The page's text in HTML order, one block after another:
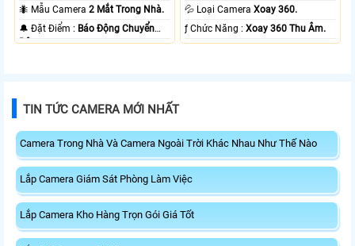
20m Có Màu Ban Ðêm.
🐜 Mẫu Camera2 Mắt Trong Nhà.
️🔔 Đặt Điểm : Báo Động Chuyển
Động.
10m Hồng Ngoại Smart IR.
💦 Loại CameraXoay 360.
️ƒ Chức Năng :Xoay 360 Thu Âm.
TIN TỨC CAMERA MỚI NHẤT
Camera Trong Nhà Và Camera Ngoài Trời Khác Nhau Như Thế Nào
Lắp Camera Giám Sát Phòng Làm Việc
Lắp Camera Kho Hàng Trọn Gói Giá Tốt